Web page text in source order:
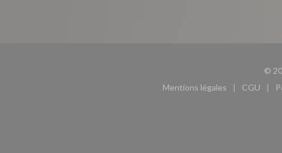
©
Mentions légales
((ouvre une nouvelle
CGU